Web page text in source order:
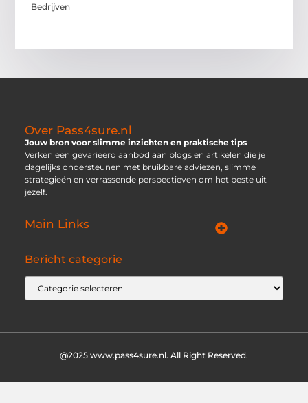
Bedrijven
Over Pass4sure.nl
Jouw bron voor slimme inzichten en praktische tips
Verken een gevarieerd aanbod aan blogs en artikelen die je
dagelijks ondersteunen met bruikbare adviezen, slimme
strategieën en verrassende perspectieven om het beste uit
jezelf.
Main Links
Bericht categorie
@2025 www.pass4sure.nl. All Right Reserved.